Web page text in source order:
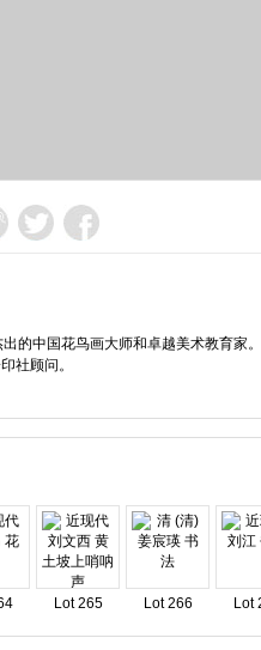
的中国花鸟画大师和卓越美术教育家
社顾问。
Lot 265 Lot 266 Lot